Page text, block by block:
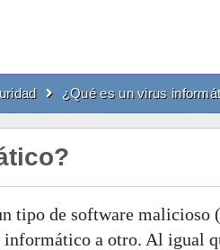
¿Qué es un virus
tipo de software malicioso
informático a otro. Al igual